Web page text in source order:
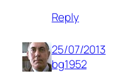
Reply
25/07/2013
bg1952